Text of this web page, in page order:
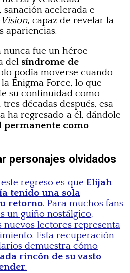
sanación acelerada e
, capaz de revelar la
apariencias.
nunca fue un héroe
del síndrome de
podía moverse cuando
Enigma Force, lo que
su continuidad como
décadas después, esa
ha regresado a él, dándole
permanente como
personajes olvidados
regreso es que Elijah
tenido una sola
retorno. Para muchos fans
un guiño nostálgico,
lectores representa
Esta recuperación
demuestra cómo
rincón de su vasto
.